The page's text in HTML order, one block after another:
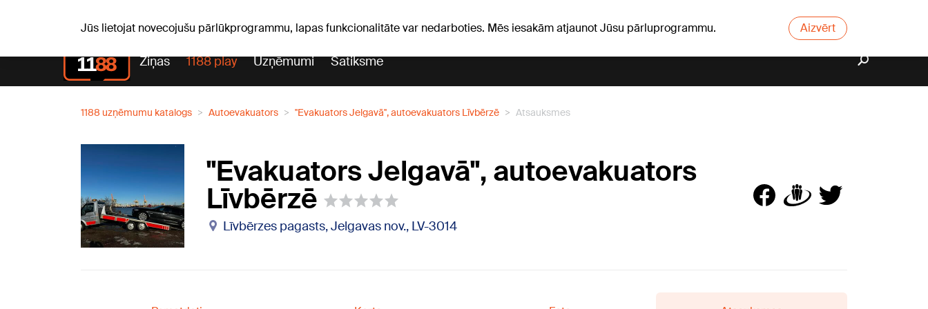
Jūs lietojat novecojušu pārlūkprogrammu, lapas funkcionalitāte var nedarboties. Mēs iesakām atjaunot Jūsu pārluprogrammu. Aizvērt
Ziņas 1188 play Uzņēmumi Satiksme
1188 uzņēmumu katalogs Autoevakuators ''Evakuators Jelgavā'', autoevakuators Līvbērzē Atsauksmes
''Evakuators Jelgavā'', autoevakuators
Līvbērzē
Līvbērzes pagasts, Jelgavas nov., LV-3014